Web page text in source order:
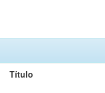
Título